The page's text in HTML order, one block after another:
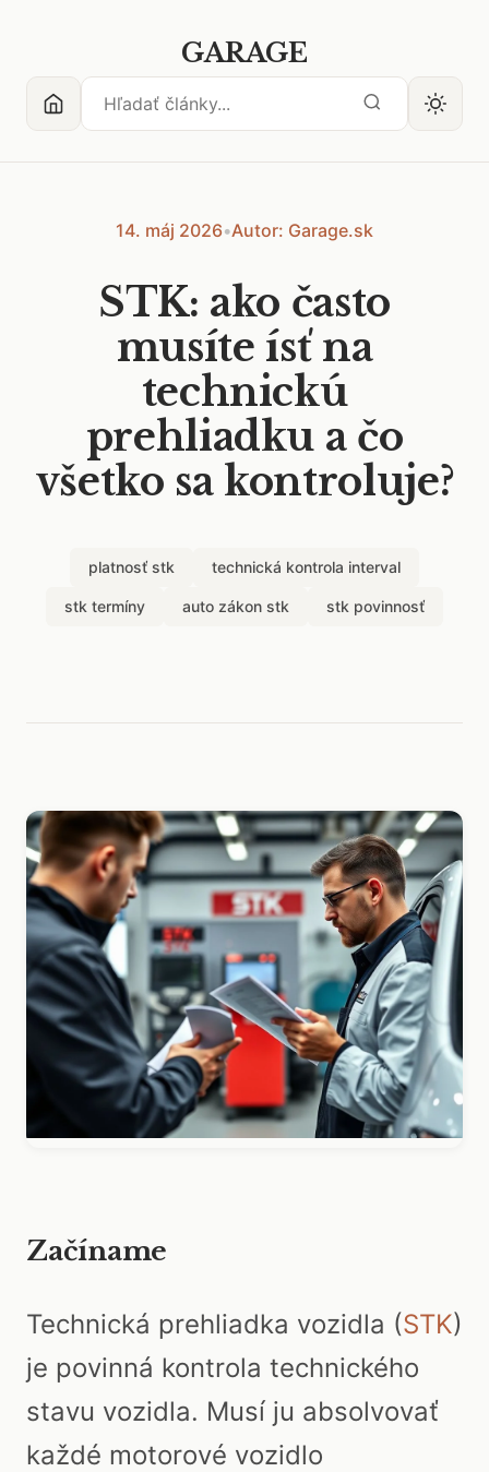
GARAGE
14. máj 2026•Autor: Garage.sk
STK: ako často
musíte ísť na
technickú
prehliadku a čo
všetko sa kontroluje?
platnosť stk technická kontrola interval
stk termíny auto zákon stk stk povinnosť
Začíname
Technická prehliadka vozidla (STK)
je povinná kontrola technického
stavu vozidla. Musí ju absolvovať
každé motorové vozidlo